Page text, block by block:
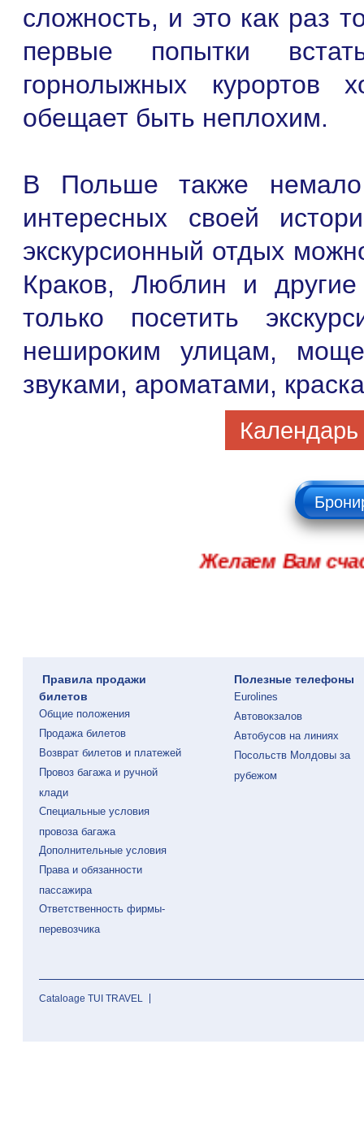
сложность, и это как раз
первые попытки
горнолыжных курортов
обещает быть неплохим.
В Польше также
интересных своей
экскурсионный отдых
Краков, Люблин и
только посетить
нешироким улицам,
звуками, ароматами,
Правила продажи
билетов
Общие положения
Продажа билетов
Возврат билетов и платежей
Провоз багажа и ручной
клади
Специальные условия
провоза багажа
Дополнительные условия
Права и обязанности
пассажира
Ответственность фирмы-
перевозчика
Полезные телефоны
Eurolines
Автовокзалов
Автобусов на линиях
Посольств Молдовы за
рубежом
Cataloage TUI TRAVEL